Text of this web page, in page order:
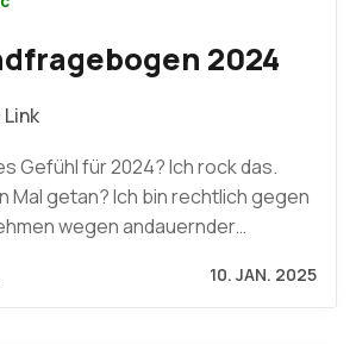
2024
Gefühl für 2024? Ich rock das.
Mal getan? Ich bin rechtlich gegen
wegen andauernder…
10. JAN. 2025